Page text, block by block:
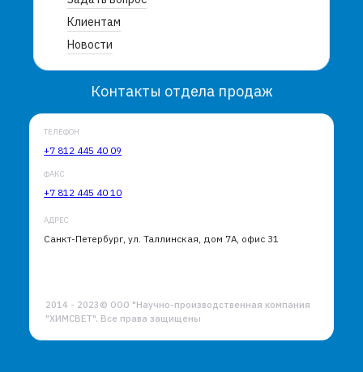
Клиентам
Новости
Контакты отдела продаж
ТЕЛЕФОН
+7 812 445 40 09
ФАКС
+7 812 445 40 10
АДРЕС
Санкт-Петербург, ул. Таллинская, дом 7А, офис 31
2014 - 2023© ООО "Научно-производственная компания
"ХИМСВЕТ". Все права защищены